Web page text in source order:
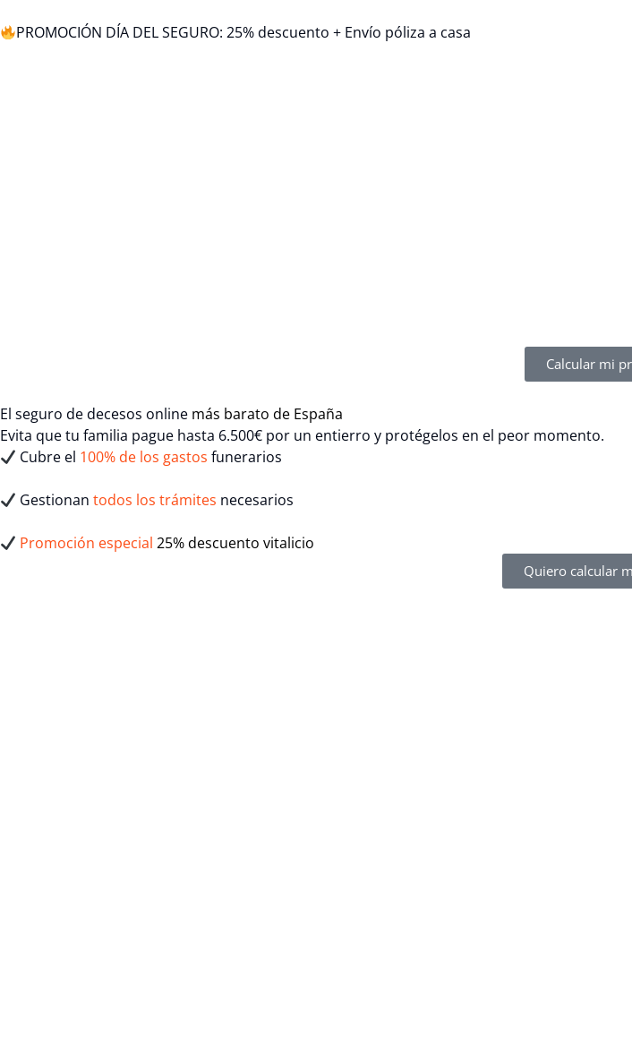
PROMOCIÓN DÍA DEL SEGURO: 25% descuento + Envío póliza a casa
Calcular mi
El seguro de decesos online más barato de España
Evita que tu familia pague hasta 6.500€ por un entierro y protégelos en el peor momento.
Cubre el 100% de los gastos funerarios
Gestionantodos los trámites necesarios
Promoción especial25% descuento vitalicio
Quiero calcular